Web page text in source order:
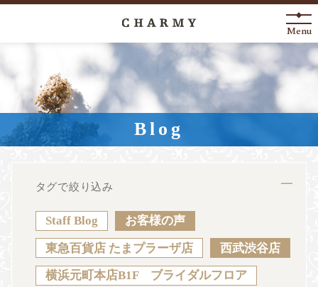
New Arrival
About
Engagement Ring
Anniversary
Menu
Blog
タグで絞り込み
Staff Blog お客様の声
東急百貨店 たまプラーザ店 西武渋谷店
横浜元町本店B1F ブライダルフロア